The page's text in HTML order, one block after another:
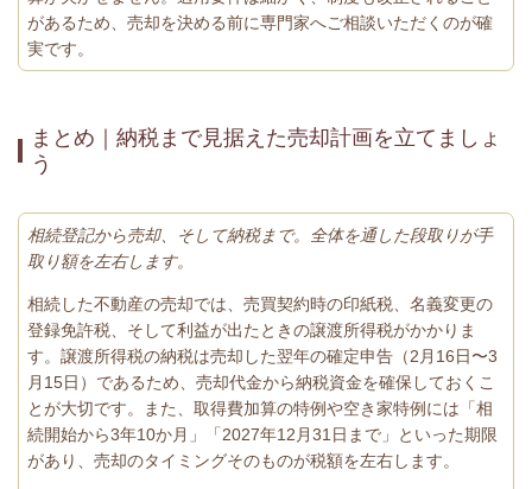
があるため、売却を決める前に専門家へご相談いただくのが確
実です。
まとめ｜納税まで見据えた売却計画を立てましょ
う
相続登記から売却、そして納税まで。全体を通した段取りが手
取り額を左右します。
相続した不動産の売却では、売買契約時の印紙税、名義変更の
登録免許税、そして利益が出たときの譲渡所得税がかかりま
す。譲渡所得税の納税は売却した翌年の確定申告（2月16日〜3
月15日）であるため、売却代金から納税資金を確保しておくこ
とが大切です。また、取得費加算の特例や空き家特例には「相
続開始から3年10か月」「2027年12月31日まで」といった期限
があり、売却のタイミングそのものが税額を左右します。